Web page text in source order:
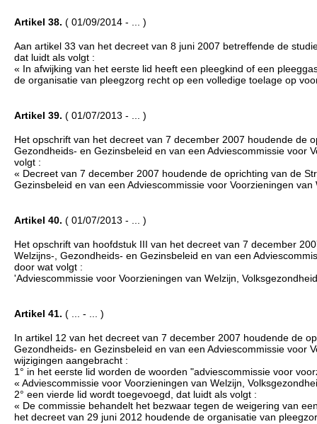
Artikel 38. ( 01/09/2014 - ... )
Aan artikel 33 van het decreet van 8 juni 2007 betreffende de
dat luidt als volgt :
« In afwijking van het eerste lid heeft een pleegkind of een
de organisatie van pleegzorg recht op een volledige toelage op
Artikel 39. ( 01/07/2013 - ... )
Het opschrift van het decreet van 7 december 2007 houdende de
Gezondheids- en Gezinsbeleid en van een Adviescommissie voor
volgt :
« Decreet van 7 december 2007 houdende de oprichting van de
Gezinsbeleid en van een Adviescommissie voor Voorzieningen
Artikel 40. ( 01/07/2013 - ... )
Het opschrift van hoofdstuk III van het decreet van 7 december
Welzijns-, Gezondheids- en Gezinsbeleid en van een
door wat volgt :
'Adviescommissie voor Voorzieningen van Welzijn,
Artikel 41. ( ... - ... )
In artikel 12 van het decreet van 7 december 2007 houdende de
Gezondheids- en Gezinsbeleid en van een Adviescommissie voor
wijzigingen aangebracht :
1° in het eerste lid worden de woorden "adviescommissie voor
« Adviescommissie voor Voorzieningen van Welzijn,
2° een vierde lid wordt toegevoegd, dat luidt als volgt :
« De commissie behandelt het bezwaar tegen de weigering van
het decreet van 29 juni 2012 houdende de organisatie van